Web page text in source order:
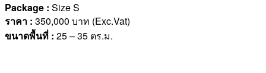
Package : Size S
ราคา : 350,000 บาท (Exc.Vat)
ขนาดพื้นที่ : 25 – 35 ตร.ม.